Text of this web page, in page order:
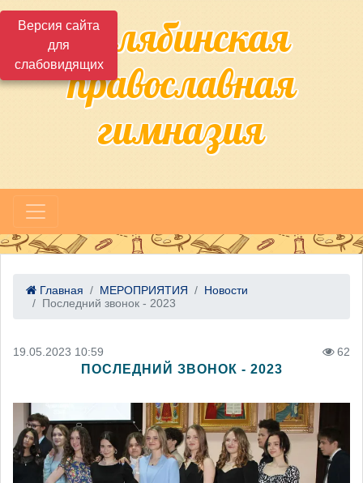
Версия сайта
для
слабовидящихЧелябинская
православная
гимназия
Главная МЕРОПРИЯТИЯ
Новости
Последний звонок - 2023
19.05.2023 10:59 62
ПОСЛЕДНИЙ ЗВОНОК - 2023